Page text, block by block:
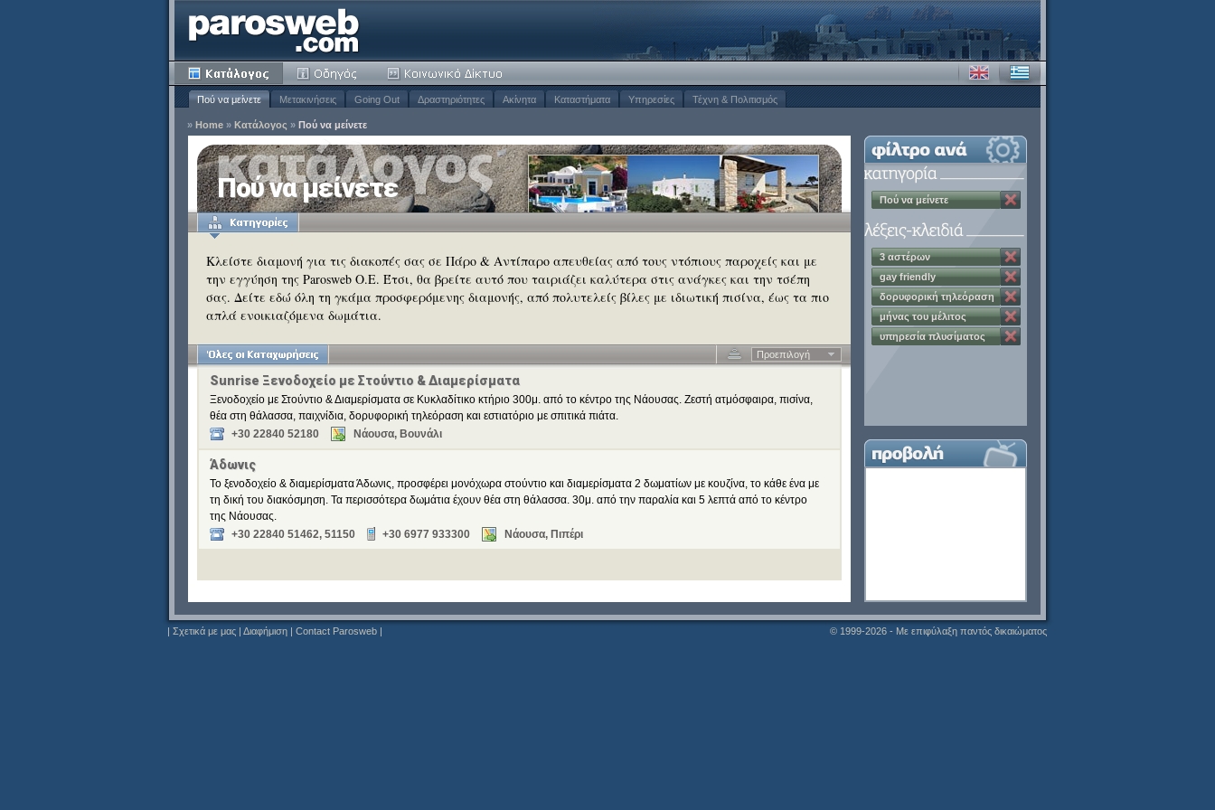
Πού να μείνετε Μετακινήσεις Going Out Δραστηριότητες Ακίνητα Καταστήματα Υπηρεσίες Τέχνη & Πολιτισμός
» Home » Κατάλογος » Πού να μείνετε
Πού να μείνετε
Κλείστε διαμονή για τις διακοπές σας σε Πάρο & Αντίπαρο απευθείας από τους ντόπιους παροχείς και με
την εγγύηση της Parosweb Ο.Ε. Έτσι, θα βρείτε αυτό που ταιριάζει καλύτερα στις ανάγκες και την τσέπη
σας. Δείτε εδώ όλη τη γκάμα προσφερόμενης διαμονής, από πολυτελείς βίλες με ιδιωτική πισίνα, έως τα πιο
απλά ενοικιαζόμενα δωμάτια.
Προεπιλογή
Sunrise Ξενοδοχείο με Στούντιο & Διαμερίσματα
Ξενοδοχείο με Στούντιο & Διαμερίσματα σε Κυκλαδίτικο κτήριο 300μ. από το κέντρο της Νάουσας. Ζεστή ατμόσφαιρα, πισίνα,
θέα στη θάλασσα, παιχνίδια, δορυφορική τηλεόραση και εστιατόριο με σπιτικά πιάτα.
+30 22840 52180
Νάουσα, Βουνάλι
Άδωνις
Το ξενοδοχείο & διαμερίσματα Άδωνις, προσφέρει μονόχωρα στούντιο και διαμερίσματα 2 δωματίων με κουζίνα, το κάθε ένα με
τη δική του διακόσμηση. Τα περισσότερα δωμάτια έχουν θέα στη θάλασσα. 30μ. από την παραλία και 5 λεπτά από το κέντρο
της Νάουσας.
+30 22840 51462, 51150
+30 6977 933300 Νάουσα, Πιπέρι
Πού να μείνετε
3 αστέρων
gay friendly
δορυφορική τηλεόραση
μήνας του μέλιτος
υπηρεσία πλυσίματος
| Σχετικά με μας | Διαφήμιση | Contact Parosweb | © 1999-2026 - Με επιφύλαξη παντός δικαιώματος